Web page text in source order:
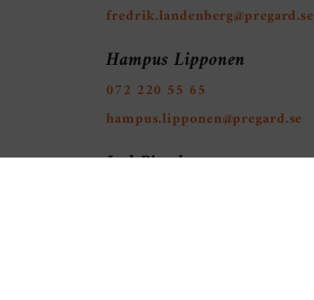
fredrik.landenberg@pregard.se
Hampus Lipponen
072 220 55 65
hampus.lipponen@pregard.se
Joel Pistol